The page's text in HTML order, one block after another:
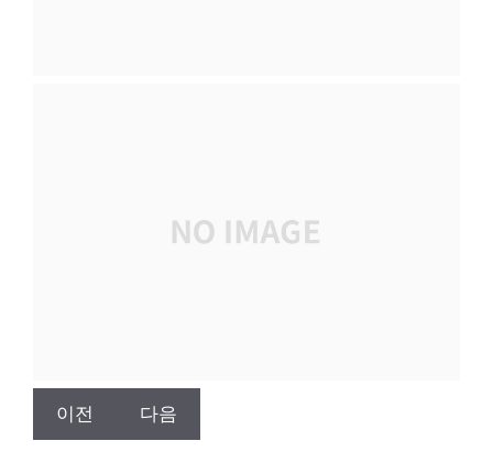
이전 다음